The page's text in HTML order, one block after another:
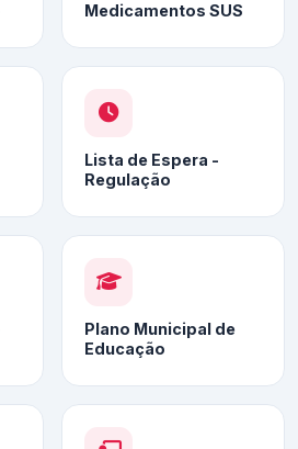
Medicamentos SUS
Lista de Espera -
Regulação
Plano Municipal de
Educação